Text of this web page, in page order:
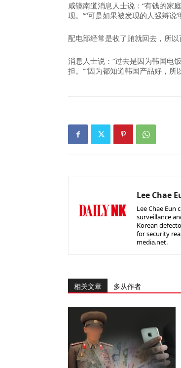
咸镜南道消息人士说：“有钱的家
现。”“可是如果被发现的人强辩说
配电部经常是收了贿就回去，所
消息人士说：“过去是因为韩国电
担。”“因为都知道韩国产品好，
Lee Chae
Lee Chae
surveillance
Korean
for security
media.net.
相关文章 多从作者